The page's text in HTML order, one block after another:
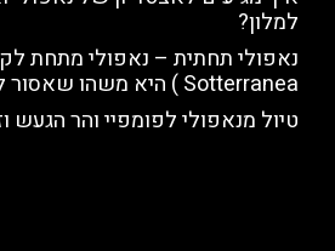
למלון?
Sotterranea ) היא משהו שאסור לפספס
טיול מנאפולי לפומפיי והר הגעש